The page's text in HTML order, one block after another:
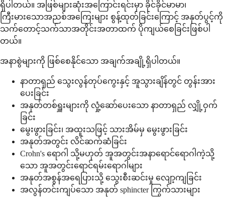
ရှိပါတယ်။ အဖြစ်များဆုံးအကြောင်းရင်းမှာ ခိုင်ခိုင်မာမာ၊
ကြီးမားသောအညစ်အကြေးများ စွန့်ထုတ်ခြင်းကြောင့် အနုတ်ပွင့်ကို
သက်တောင့်သက်သာအတိုင်းအတာထက် ပိုကျယ်စေခြင်းဖြစ်ပါ
တယ်။
အနာစွဲများကို ဖြစ်စေနိုင်သော အချက်အချို့ရှိပါတယ်။
နာတာရှည် သွေးလွန်တုပ်ကွေးနှင့် အူသွားချိန်တွင် တွန်းအား
ပေးခြင်း
အနုတ်တစ်ရှူးများကို လှုံ့ဆော်ပေးသော နာတာရှည် လျှို့ဝှက်
ခြင်း
မွေးဖွားခြင်း၊ အထူးသဖြင့် သားအိမ်မှ မွေးဖွားခြင်း
အနုတ်အတွင်း လိင်ဆက်ဆံခြင်း
Crohn's ရောဂါ သို့မဟုတ် အူအတွင်းအနာရောင်ရောဂါကဲ့သို့
သော အူအတွင်းရောင်ရမ်းရောဂါများ
အနုတ်အစွန်အရေပြားသို့ သွေးစီးဆင်းမှု လျော့ကျခြင်း
အလွန်တင်းကျပ်သော အနုတ် sphincter ကြွက်သားများ